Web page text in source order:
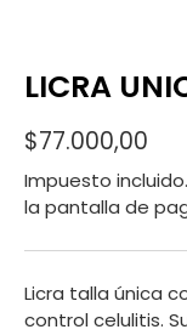
LICRA
$77.000,00
Impuesto
la pantalla de
Licra talla única
control celulitis.